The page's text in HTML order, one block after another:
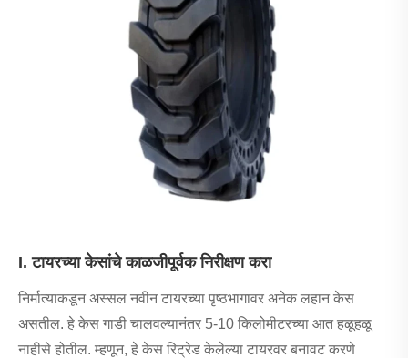
I. टायरच्या केसांचे काळजीपूर्वक निरीक्षण करा
निर्मात्याकडून अस्सल नवीन टायरच्या पृष्ठभागावर अनेक लहान केस
असतील. हे केस गाडी चालवल्यानंतर 5-10 किलोमीटरच्या आत हळूहळू
नाहीसे होतील. म्हणून, हे केस रिट्रेड केलेल्या टायरवर बनावट करणे